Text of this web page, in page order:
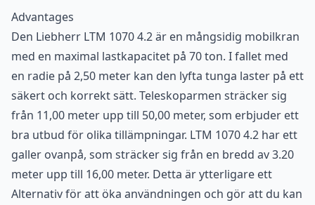
Advantages
Den Liebherr LTM 1070 4.2 är en mångsidig mobilkran
med en maximal lastkapacitet på 70 ton. I fallet med
en radie på 2,50 meter kan den lyfta tunga laster på ett
säkert och korrekt sätt. Teleskoparmen sträcker sig
från 11,00 meter upp till 50,00 meter, som erbjuder ett
bra utbud för olika tillämpningar. LTM 1070 4.2 har ett
galler ovanpå, som sträcker sig från en bredd av 3.20
meter upp till 16,00 meter. Detta är ytterligare ett
Alternativ för att öka användningen och gör att du kan